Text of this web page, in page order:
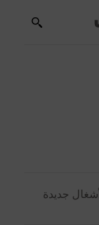
درهم لأشغال جديدة